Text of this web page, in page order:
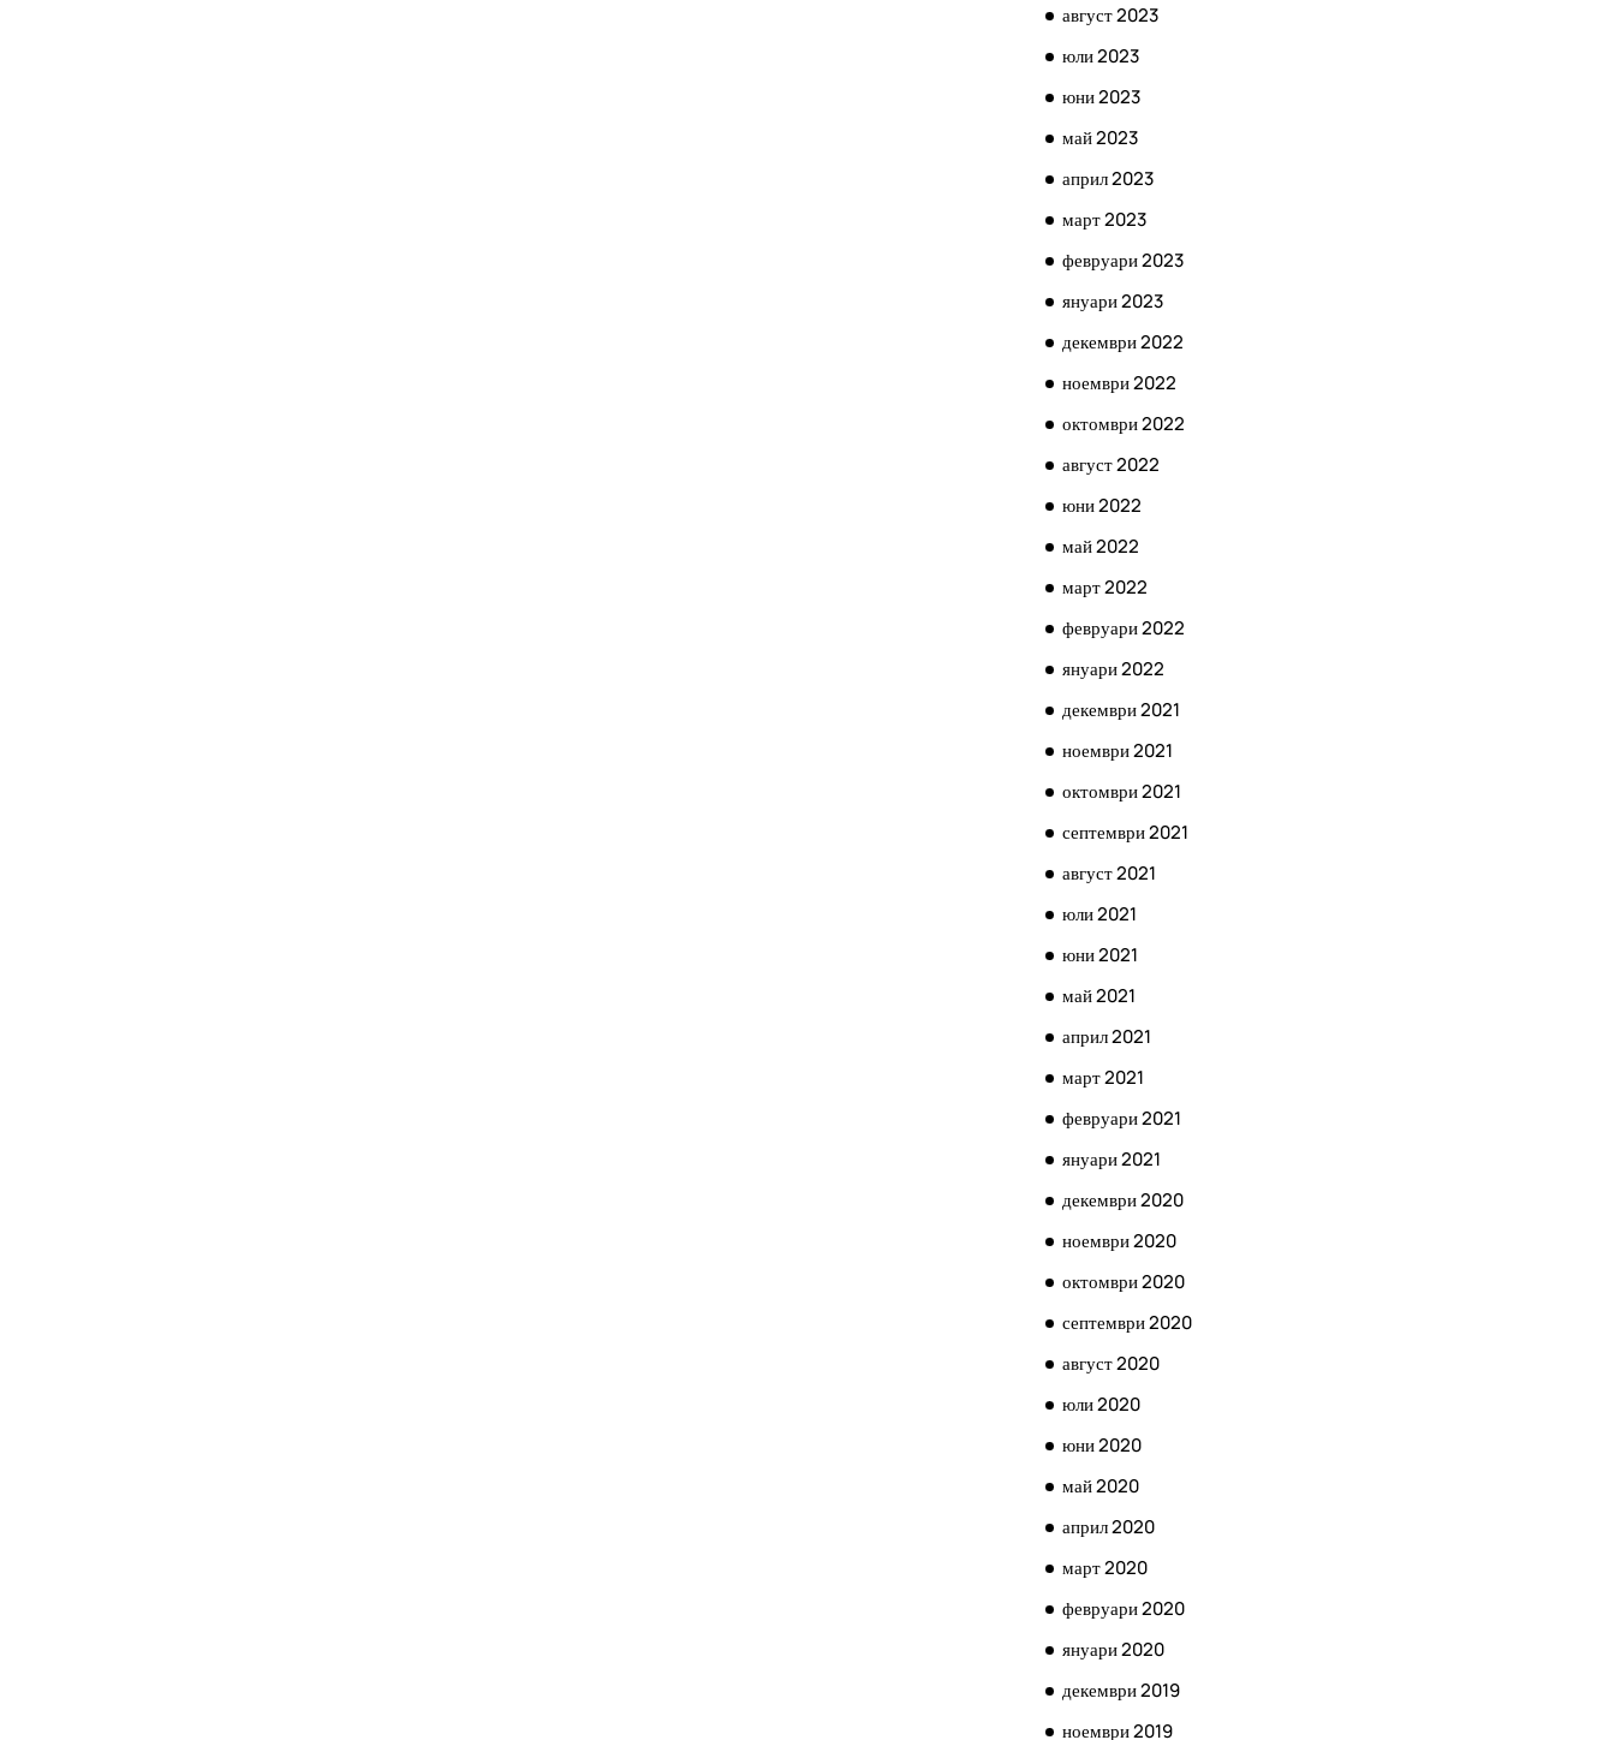
август 2023
юли 2023
юни 2023
май 2023
април 2023
март 2023
февруари 2023
януари 2023
декември 2022
ноември 2022
октомври 2022
август 2022
юни 2022
май 2022
март 2022
февруари 2022
януари 2022
декември 2021
ноември 2021
октомври 2021
септември 2021
август 2021
юли 2021
юни 2021
май 2021
април 2021
март 2021
февруари 2021
януари 2021
декември 2020
ноември 2020
октомври 2020
септември 2020
август 2020
юли 2020
юни 2020
май 2020
април 2020
март 2020
февруари 2020
януари 2020
декември 2019
ноември 2019